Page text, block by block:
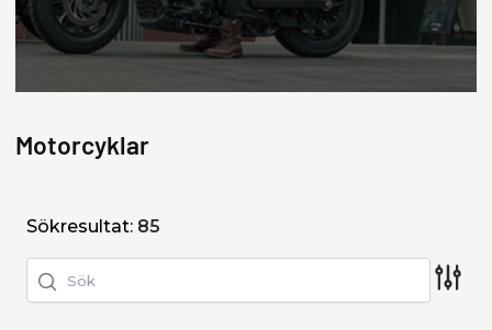
MOTORCYKLAR
Motorcyklar
Sökresultat: 85